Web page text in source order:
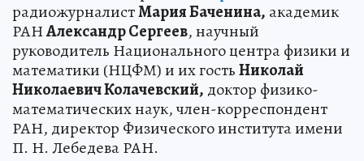
радиожурналистМария Баченина, академик
РАНАлександр Сергеев, научный
руководитель Национального центра физики и
математики (НЦФМ) и их гостьНиколай
Николаевич Колачевский, доктор физико-
математических наук, член-корреспондент
РАН, директор Физического института имени
П. Н. Лебедева РАН.